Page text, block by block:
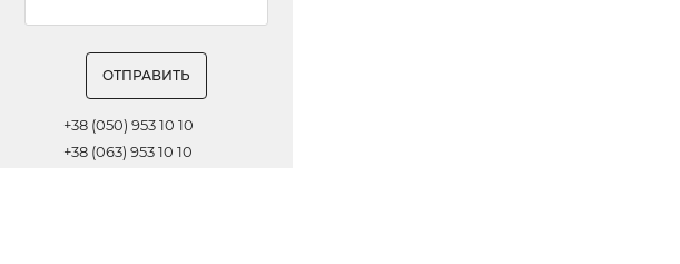
ОТПРАВИТЬ
+38 (050) 953 10 10
+38 (063) 953 10 10